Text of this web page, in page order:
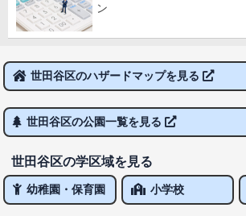
ン
世田谷区のハザードマップを見る
世田谷区の公園一覧を見る
世田谷区の学区域を見る
幼稚園・保育園 小学校